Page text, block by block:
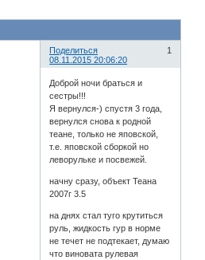
Поделиться
1
08.11.2015 20:06:20
Доброй ночи браться и
сестры!!!
Я вернулся-) спустя 3 года,
вернулся снова к родной
теане, только не яповской,
т.е. яповской сборкой но
леворульке и посвежей.
начну сразу, объект Теана
2007г 3.5
на днях стал туго крутиться
руль, жидкость гур в норме
не течет не подтекает, думаю
что виновата рулевая